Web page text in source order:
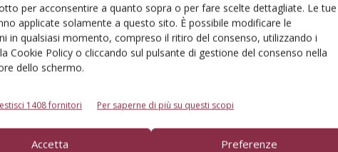
per acconsentire a quanto sopra o per fare scelte dettagliate. Le tue
applicate solamente a questo sito. È possibile modificare le
in qualsiasi momento, compreso il ritiro del consenso, utilizzando i
Cookie Policy o cliccando sul pulsante di gestione del consenso nella
dello schermo.
1408 fornitori Per saperne di più su questi scopi
Accetta Preferenze